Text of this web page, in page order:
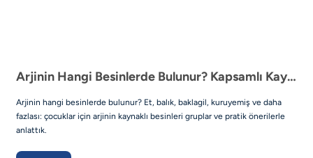
Arjinin Hangi Besinlerde Bulunur? Kapsamlı Kaynak Listesi
Arjinin hangi besinlerde bulunur? Et, balık, baklagil, kuruyemiş ve daha
fazlası: çocuklar için arjinin kaynaklı besinleri gruplar ve pratik önerilerle
anlattık.